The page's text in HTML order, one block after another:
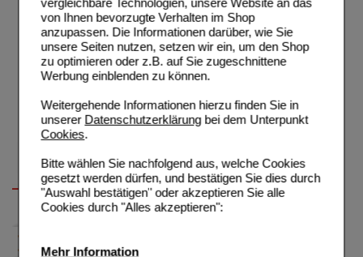
von Ihnen bevorzugte Verhalten im Shop
anzupassen. Die Informationen darüber, wie Sie
unsere Seiten nutzen, setzen wir ein, um den Shop
zu optimieren oder z.B. auf Sie zugeschnittene
Werbung einblenden zu können.
Weitergehende Informationen hierzu finden Sie in
unserer Datenschutzerklärungbei dem Unterpunkt
Cookies.
Bitte wählen Sie nachfolgend aus, welche Cookies
gesetzt werden dürfen, und bestätigen Sie dies durch
"Auswahl bestätigen" oder akzeptieren Sie alle
Cookies durch "Alles akzeptieren":
Mehr Information